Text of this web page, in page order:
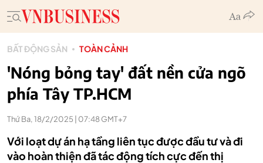
BẤT ĐỘNG SẢN TOÀN CẢNH
'Nóng bỏng tay' đất nền cửa ngõ
phía Tây TP.HCM
Thứ Ba, 18/2/2025 | 07:48 GMT+7
Với loạt dự án hạ tầng liên tục được đầu tư và đi
vào hoàn thiện đã tác động tích cực đến thị